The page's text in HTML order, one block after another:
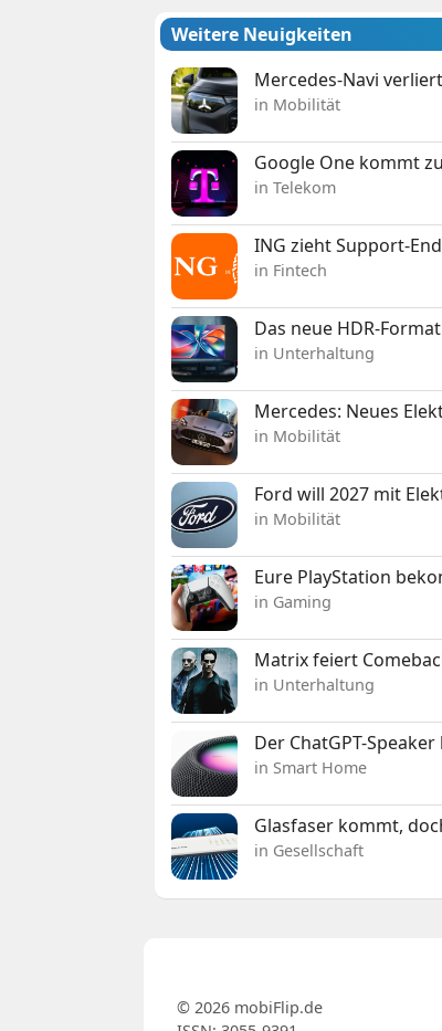
Weitere Neuigkeiten
Mercedes-Navi
in Mobilität
Google One kommt
in Telekom
ING zieht Support-
in Fintech
Das neue HDR-
in Unterhaltung
Mercedes: Neues
in Mobilität
Ford will 2027 mit
in Mobilität
Eure PlayStation
in Gaming
Matrix feiert
in Unterhaltung
Der ChatGPT-
in Smart Home
Glasfaser kommt,
in Gesellschaft
© 2026 mobiFlip.de